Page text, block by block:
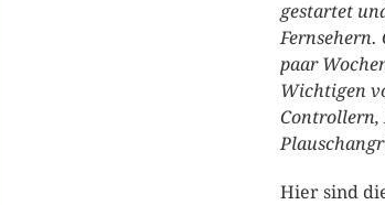
gestartet
Fernsehern.
paar
Wichtigen
Controllern,
Hier sind